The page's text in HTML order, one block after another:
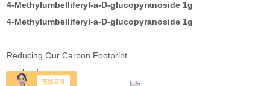
4-Methylumbelliferyl-a-D-glucopyranoside 1g
4-Methylumbelliferyl-a-D-glucopyranoside 1g
Reducing Our Carbon Footprint
ownload your pro